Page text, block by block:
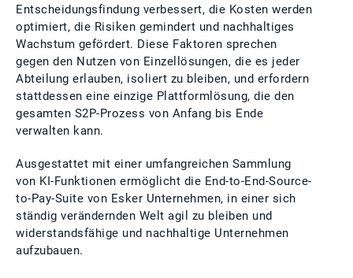
Entscheidungsfindung verbessert, die Kosten werden
optimiert, die Risiken gemindert und nachhaltiges
Wachstum gefördert. Diese Faktoren sprechen
gegen den Nutzen von Einzellösungen, die es jeder
Abteilung erlauben, isoliert zu bleiben, und erfordern
stattdessen eine einzige Plattformlösung, die den
gesamten S2P-Prozess von Anfang bis Ende
verwalten kann.
Ausgestattet mit einer umfangreichen Sammlung
von KI-Funktionen ermöglicht die End-to-End-Source-
to-Pay-Suite von Esker Unternehmen, in einer sich
ständig verändernden Welt agil zu bleiben und
widerstandsfähige und nachhaltige Unternehmen
aufzubauen.